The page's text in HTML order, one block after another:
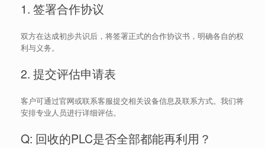
1. 签署合作协议
双方在达成初步共识后，将签署正式的合作协议书，明确各自的权
利与义务。
2. 提交评估申请表
客户可通过官网或联系客服提交相关设备信息及联系方式。我们将
安排专业人员进行详细评估。
Q: 回收的PLC是否全部都能再利用？